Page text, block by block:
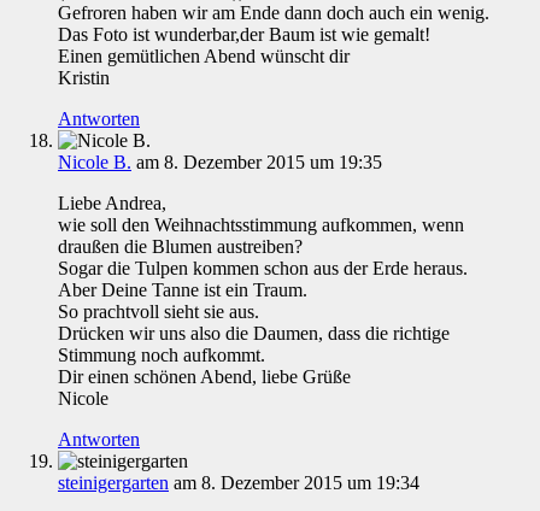
Gefroren haben wir am Ende dann doch auch ein wenig.
Das Foto ist wunderbar,der Baum ist wie gemalt!
Einen gemütlichen Abend wünscht dir
Kristin
Antworten
Nicole B. am 8. Dezember 2015 um 19:35
Liebe Andrea,
wie soll den Weihnachtsstimmung aufkommen, wenn
draußen die Blumen austreiben?
Sogar die Tulpen kommen schon aus der Erde heraus.
Aber Deine Tanne ist ein Traum.
So prachtvoll sieht sie aus.
Drücken wir uns also die Daumen, dass die richtige
Stimmung noch aufkommt.
Dir einen schönen Abend, liebe Grüße
Nicole
Antworten
steinigergarten am 8. Dezember 2015 um 19:34